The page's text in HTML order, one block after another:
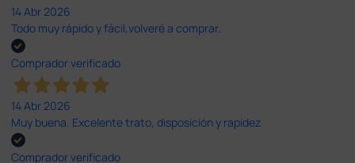
14 Abr 2026
Todo muy rápido y fácil,volveré a comprar.
Comprador verificado
14 Abr 2026
Muy buena. Excelente trato, disposición y rapidez
Comprador verificado